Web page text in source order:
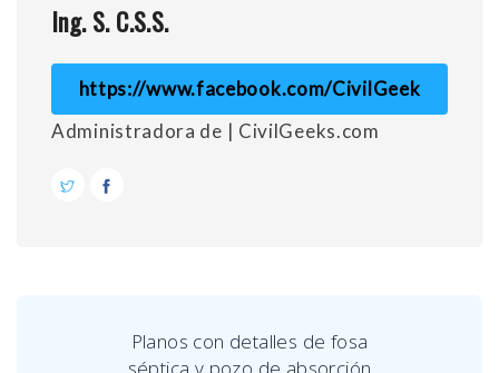
Ing. S. C.S.S.
https://www.facebook.com/CivilGeek
Administradora de | CivilGeeks.com
Planos con detalles de fosa